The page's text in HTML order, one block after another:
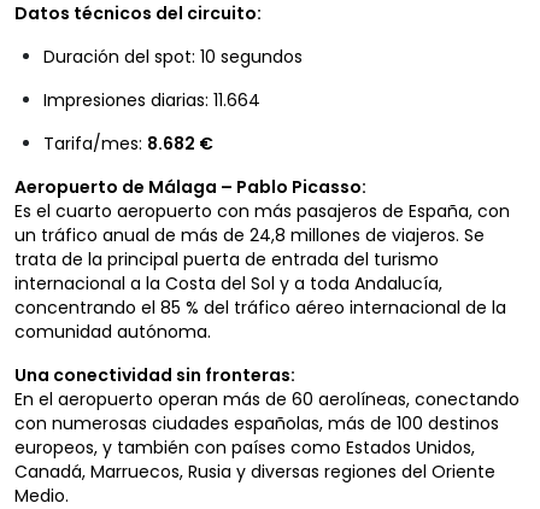
Datos técnicos del circuito:
Duración del spot: 10 segundos
Impresiones diarias: 11.664
Tarifa/mes: 8.682 €
Aeropuerto de Málaga – Pablo Picasso:
Es el cuarto aeropuerto con más pasajeros de España, con
un tráfico anual de más de 24,8 millones de viajeros. Se
trata de la principal puerta de entrada del turismo
internacional a la Costa del Sol y a toda Andalucía,
concentrando el 85 % del tráfico aéreo internacional de la
comunidad autónoma.
Una conectividad sin fronteras:
En el aeropuerto operan más de 60 aerolíneas, conectando
con numerosas ciudades españolas, más de 100 destinos
europeos, y también con países como Estados Unidos,
Canadá, Marruecos, Rusia y diversas regiones del Oriente
Medio.